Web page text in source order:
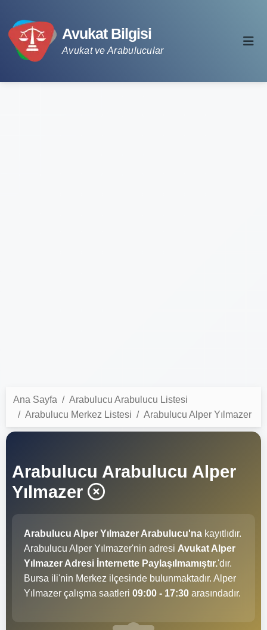
Avukat Bilgisi
Avukat ve Arabulucular
Ana Sayfa
Arabulucu Arabulucu Listesi
Arabulucu Merkez Listesi
Arabulucu Alper Yılmazer
Arabulucu Arabulucu Alper
Yılmazer
Arabulucu Alper Yılmazer Arabulucu'na kayıtlıdır.
Arabulucu Alper Yılmazer'nin adresi Avukat Alper
Yılmazer Adresi İnternette Paylaşılmamıştır.'dır.
Bursa ili'nin Merkez ilçesinde bulunmaktadır. Alper
Yılmazer çalışma saatleri 09:00 - 17:30 arasındadır.